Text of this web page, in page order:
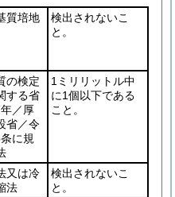
質培地
検出されないこ
と。
の検定
する省
／厚
省／令
に規
1ミリリットル中
に1個以下である
こと。
又は冷
法
検出されないこ
と。